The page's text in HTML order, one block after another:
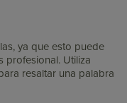
ya que esto puede
profesional. Utiliza
resaltar una palabra